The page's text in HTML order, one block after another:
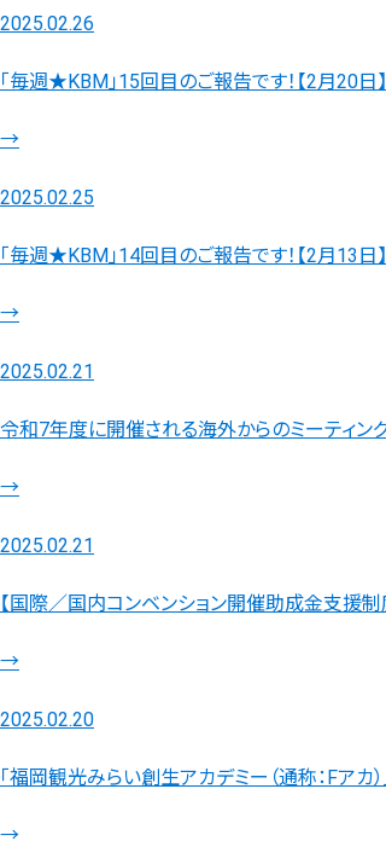
2025.02.26
「毎週★KBM」15回目のご報告です！
→
2025.02.25
「毎週★KBM」14回目のご報告です！【
→
2025.02.21
令和7年度に開催される海外からのミーティン
→
2025.02.21
【国際／国内コンベンション開催助成金支援
→
2025.02.20
「福岡観光みらい創生アカデミー（通称：Fアカ
→